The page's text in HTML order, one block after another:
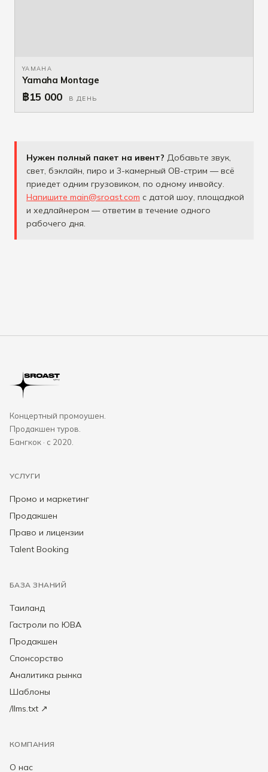
YAMAHA
Yamaha Montage
฿15 000 В ДЕНЬ
Нужен полный пакет на ивент? Добавьте звук,
свет, бэклайн, пиро и 3-камерный OB-стрим — всё
приедет одним грузовиком, по одному инвойсу.
Напишите main@sroast.com с датой шоу, площадкой
и хедлайнером — ответим в течение одного
рабочего дня.
Концертный промоушен.
Продакшен туров.
Бангкок · с 2020.
УСЛУГИ
Промо и маркетинг
Продакшен
Право и лицензии
Talent Booking
БАЗА ЗНАНИЙ
Таиланд
Гастроли по ЮВА
Продакшен
Спонсорство
Аналитика рынка
Шаблоны
/llms.txt ↗
КОМПАНИЯ
О нас